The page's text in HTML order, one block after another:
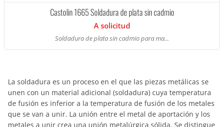
Castolin 1665 Soldadura de plata sin cadmio
A solicitud
Soldadura de plata sin cadmio para ma...
La soldadura es un proceso en el que las piezas metálicas se
unen con un material adicional (soldadura) cuya temperatura
de fusión es inferior a la temperatura de fusión de los metales
que se van a unir. La unión entre el metal de aportación y los
metales a unir crea una unión metalúrgica sólida. Se distingue